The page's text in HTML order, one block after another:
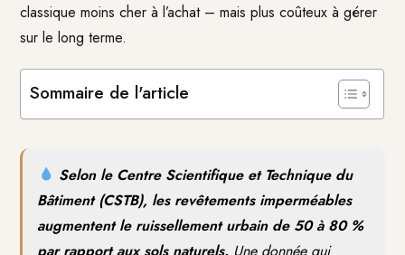
classique moins cher à l’achat – mais plus coûteux à gérer
sur le long terme.
Sommaire de l'article
Selon le Centre Scientifique et Technique du
Bâtiment (CSTB), les revêtements imperméables
augmentent le ruissellement urbain de 50 à 80 %
par rapport aux sols naturels. Une donnée qui